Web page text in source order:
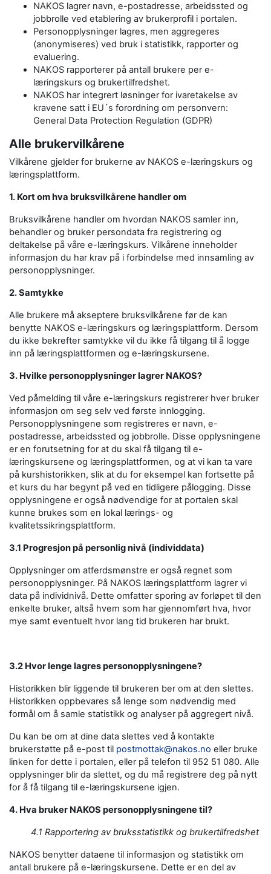
NAKOS lagrer navn, e-postadresse, arbeidssted og
jobbrolle ved etablering av brukerprofil i portalen.
Personopplysninger lagres, men aggregeres
(anonymiseres) ved bruk i statistikk, rapporter og
evaluering.
NAKOS rapporterer på antall brukere per e-
læringskurs og brukertilfredshet.
NAKOS har integrert løsninger for ivaretakelse av
kravene satt i EU´s forordning om personvern:
General Data Protection Regulation (GDPR)
Alle brukervilkårene
Vilkårene gjelder for brukerne av NAKOS e-læringskurs og
læringsplattform.
1. Kort om hva bruksvilkårene handler om
Bruksvilkårene handler om hvordan NAKOS samler inn,
behandler og bruker persondata fra registrering og
deltakelse på våre e-læringskurs. Vilkårene inneholder
informasjon du har krav på i forbindelse med innsamling av
personopplysninger.
2. Samtykke
Alle brukere må akseptere bruksvilkårene før de kan
benytte NAKOS e-læringskurs og læringsplattform. Dersom
du ikke bekrefter samtykke vil du ikke få tilgang til å logge
inn på læringsplattformen og e-læringskursene.
3. Hvilke personopplysninger lagrer NAKOS?
Ved påmelding til våre e-læringskurs registrerer hver bruker
informasjon om seg selv ved første innlogging.
Personopplysningene som registreres er navn, e-
postadresse, arbeidssted og jobbrolle. Disse opplysningene
er en forutsetning for at du skal få tilgang til e-
læringskursene og læringsplattformen, og at vi kan ta vare
på kurshistorikken, slik at du for eksempel kan fortsette på
et kurs du har begynt på ved en tidligere pålogging. Disse
opplysningene er også nødvendige for at portalen skal
kunne brukes som en lokal lærings- og
kvalitetssikringsplattform.
3.1 Progresjon på personlig nivå (individdata)
Opplysninger om atferdsmønstre er også regnet som
personopplysninger. På NAKOS læringsplattform lagrer vi
data på individnivå. Dette omfatter sporing av forløpet til den
enkelte bruker, altså hvem som har gjennomført hva, hvor
mye samt eventuelt hvor lang tid brukeren har brukt.
3.2 Hvor lenge lagres personopplysningene?
Historikken blir liggende til brukeren ber om at den slettes.
Historikken oppbevares så lenge som nødvendig med
formål om å samle statistikk og analyser på aggregert nivå.
Du kan be om at dine data slettes ved å kontakte
brukerstøtte på e-post til postmottak@nakos.no eller bruke
linken for dette i portalen, eller på telefon til 952 51 080. Alle
opplysninger blir da slettet, og du må registrere deg på nytt
for å få tilgang til e-læringskursene igjen.
4. Hva bruker NAKOS personopplysningene til?
4.1 Rapportering av bruksstatistikk og brukertilfredshet
NAKOS benytter dataene til informasjon og statistikk om
antall brukere på e-læringskursene. Dette er en del av